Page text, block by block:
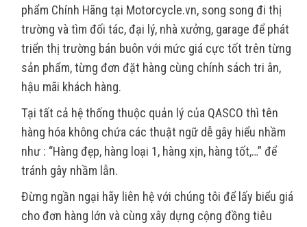
phẩm Chính Hãng tại Motorcycle.vn, song song đi thị
trường và tìm đối tác, đại lý, nhà xưởng, garage để phát
triển thị trường bán buôn với mức giá cực tốt trên từng
sản phẩm, từng đơn đặt hàng cùng chính sách tri ân,
hậu mãi khách hàng.
Tại tất cả hệ thống thuộc quản lý của QASCO thì tên
hàng hóa không chứa các thuật ngữ dễ gây hiểu nhầm
như : “Hàng đẹp, hàng loại 1, hàng xịn, hàng tốt,…” để
tránh gây nhầm lẫn.
Đừng ngần ngại hãy liên hệ với chúng tôi để lấy biểu giá
cho đơn hàng lớn và cùng xây dựng cộng đồng tiêu